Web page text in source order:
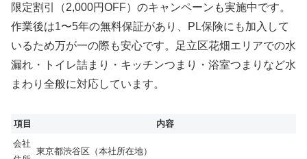
限定割引（2,000円OFF）のキャンペーンも実施中です。
作業後は1〜5年の無料保証があり、PL保険にも加入して
いるため万が一の際も安心です。足立区花畑エリアでの水
漏れ・トイレ詰まり・キッチンつまり・浴室つまりなど水
まわり全般に対応しています。
項目
内容
会社
東京都渋谷区（本社所在地）